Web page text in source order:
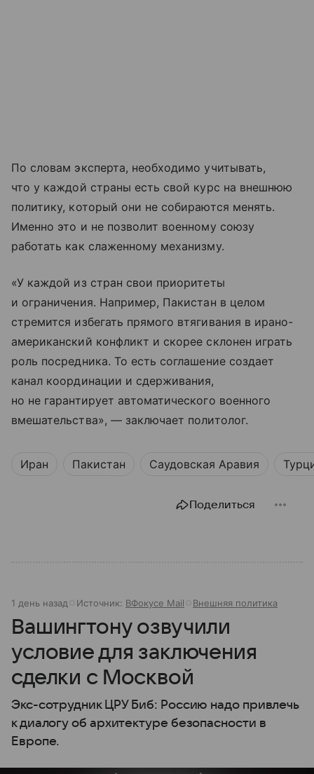
По словам эксперта, необходимо учитывать,
что у каждой страны есть свой курс на внешнюю
политику, который они не собираются менять.
Именно это и не позволит военному союзу
работать как слаженному механизму.
«У каждой из стран свои приоритеты
и ограничения. Например, Пакистан в целом
стремится избегать прямого втягивания в ирано-
американский конфликт и скорее склонен играть
роль посредника. То есть соглашение создает
канал координации и сдерживания,
но не гарантирует автоматического военного
вмешательства», — заключает политолог.
Иран Пакистан Саудовская Аравия
Поделиться
1 день назад Источник: ВФокусе Mail Внешняя политика
Вашингтону озвучили
условие для заключения
сделки с Москвой
Экс-сотрудник ЦРУ Биб: Россию надо привлечь
к диалогу об архитектуре безопасности в
Европе.